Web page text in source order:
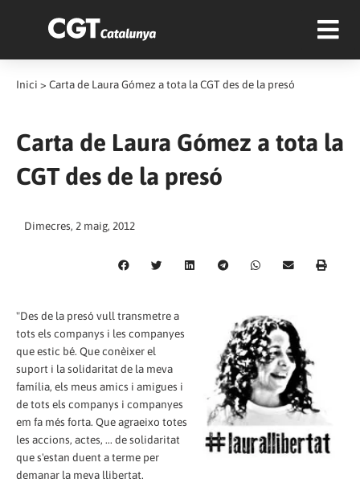
Inici > Carta de Laura Gómez a tota la CGT des de la presó
Carta de Laura Gómez a tota la
CGT des de la presó
Dimecres, 2 maig, 2012
"Des de la presó vull transmetre a
tots els companys i les companyes
que estic bé. Que conèixer el
suport i la solidaritat de la meva
família, els meus amics i amigues i
de tots els companys i companyes
em fa més forta. Que agraeixo totes
les accions, actes, ... de solidaritat
que s'estan duent a terme per
demanar la meva llibertat.